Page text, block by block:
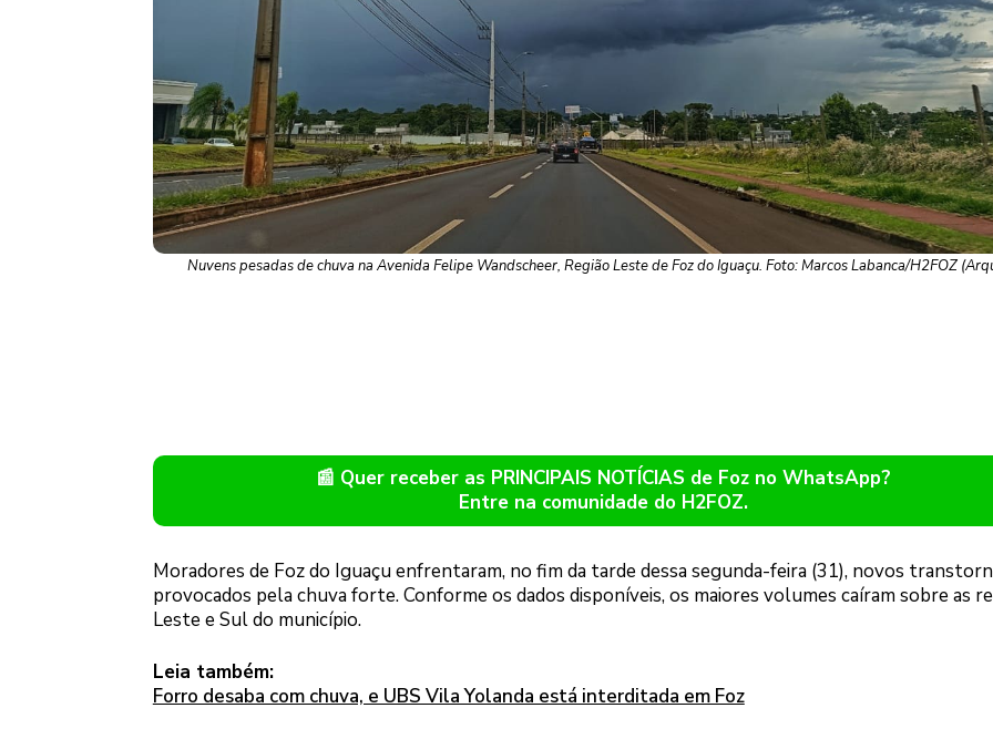
Nuvens pesadas de chuva na Avenida Felipe Wandscheer, Região Leste de Foz do Iguaçu. Foto: Marcos Labanca/H2FOZ
📰 Quer receber as PRINCIPAIS NOTÍCIAS de Foz no WhatsApp?
Entre na comunidade do H2FOZ.
Moradores de Foz do Iguaçu enfrentaram, no fim da tarde dessa segunda-feira (31), novos
provocados pela chuva forte. Conforme os dados disponíveis, os maiores volumes caíram sobre as
Leste e Sul do município.
Leia também:
Forro desaba com chuva, e UBS Vila Yolanda está interditada em Foz